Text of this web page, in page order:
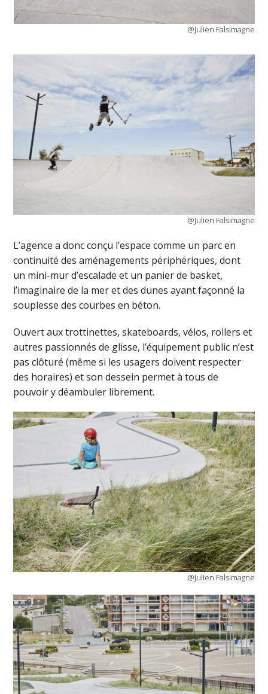
@Julien Falsimagne
@Julien Falsimagne
L’agence a donc conçu l’espace comme un parc en
continuité des aménagements périphériques, dont
un mini-mur d’escalade et un panier de basket,
l’imaginaire de la mer et des dunes ayant façonné la
souplesse des courbes en béton.
Ouvert aux trottinettes, skateboards, vélos, rollers et
autres passionnés de glisse, l’équipement public n’est
pas clôturé (même si les usagers doivent respecter
des horaires) et son dessein permet à tous de
pouvoir y déambuler librement.
@Julien Falsimagne